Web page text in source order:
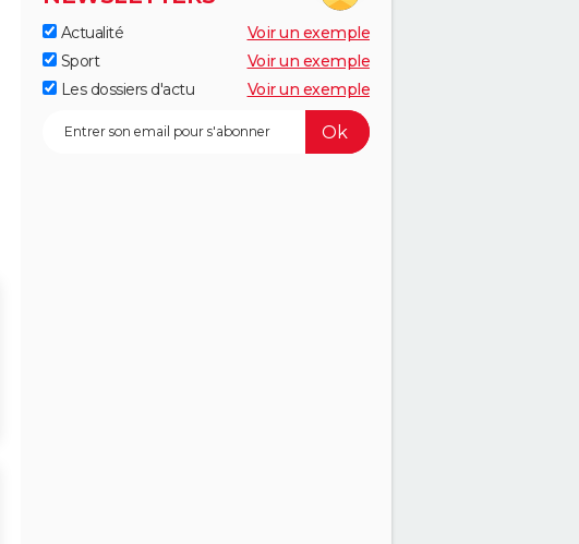
Actualité
Voir un exemple
Sport
Voir un exemple
Les dossiers d'actu
Voir un exemple